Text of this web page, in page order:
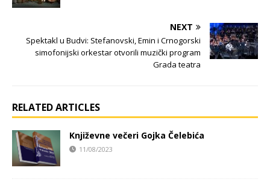
NEXT
Spektakl u Budvi: Stefanovski, Emin i Crnogorski
simofonijski orkestar otvorili muzički program
Grada teatra
RELATED ARTICLES
Književne večeri Gojka Čelebića
11/08/2023